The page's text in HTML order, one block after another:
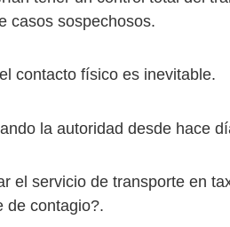
casos sospechosos.
contacto físico es inevitable.
la autoridad desde hace
el servicio de transporte en
de contagio?.